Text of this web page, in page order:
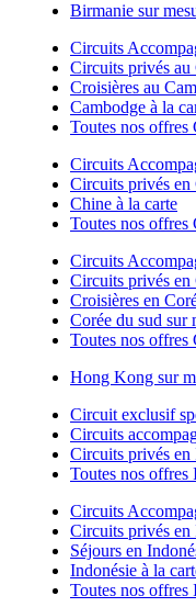
Birmanie sur
Circuits
Circuits privés au
Croisières au
Cambodge à la
Toutes nos offres
Circuits
Circuits privés en
Chine à la carte
Toutes nos offres
Circuits
Circuits privés en
Croisières en
Corée du sud sur
Toutes nos offres
Hong Kong sur
Circuit exclusif
Circuits
Circuits privés en
Toutes nos offres
Circuits
Circuits privés en
Séjours en
Indonésie à la
Toutes nos offres